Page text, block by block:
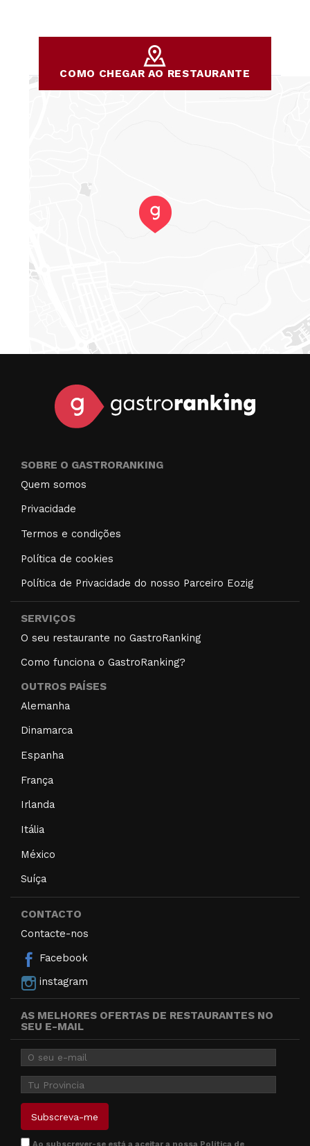
COMO CHEGAR AO RESTAURANTE
SOBRE O GASTRORANKING
Quem somos
Privacidade
Termos e condições
Política de cookies
Política de Privacidade do nosso Parceiro Eozig
SERVIÇOS
O seu restaurante no GastroRanking
Como funciona o GastroRanking?
OUTROS PAÍSES
Alemanha
Dinamarca
Espanha
França
Irlanda
Itália
México
Suíça
CONTACTO
Contacte-nos
Facebook
instagram
AS MELHORES OFERTAS DE RESTAURANTES NO
SEU E-MAIL